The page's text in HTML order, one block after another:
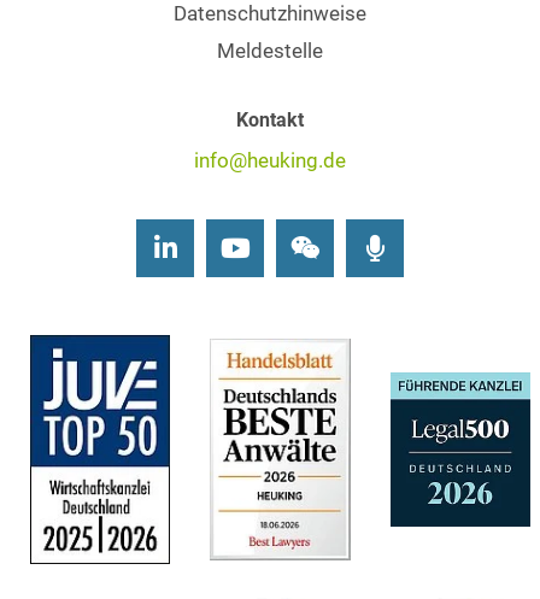
Datenschutzhinweise
Meldestelle
Kontakt
info@heuking.de
LinkedInYoutubeWechat